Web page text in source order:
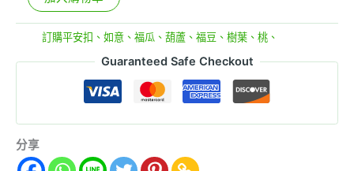
訂購平安扣、如意、福瓜、葫蘆、福豆、樹葉、桃、
Guaranteed Safe Checkout
分享